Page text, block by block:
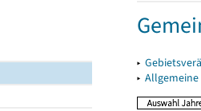
▸
▸